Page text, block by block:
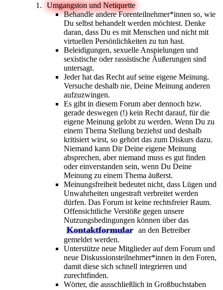
Umgangston und Netiquette
Behandle andere Forenteilnehmer*innen so, wie
Du selbst behandelt werden möchtest. Denke
daran, dass Du es mit Menschen und nicht mit
virtuellen Persönlichkeiten zu tun hast.
Beleidigungen, sexuelle Anspielungen und
sexistische oder rassistische Äußerungen sind
untersagt.
Jeder hat das Recht auf seine eigene Meinung.
Versuche deshalb nie, Deine Meinung anderen
aufzuzwingen.
Es gibt in diesem Forum aber dennoch bzw.
gerade deswegen (!) kein Recht darauf, für die
eigene Meinung gelobt zu werden. Wenn Du zu
einem Thema Stellung beziehst und deshalb
kritisiert wirst, so gehört das zum Diskurs dazu.
Niemand kann Dir Deine eigene Meinung
absprechen, aber niemand muss es gut finden
oder einverstanden sein, wenn Du Deine
Meinung zu einem Thema äußerst.
Meinungsfreiheit bedeutet nicht, dass Lügen und
Unwahrheiten ungestraft verbreitet werden
dürfen. Das Forum ist keine rechtsfreier Raum.
Offensichtliche Verstöße gegen unsere
Nutzungsbedingungen können über das
Kontaktformular an den Betreiber
gemeldet werden.
Unterstütze neue Mitglieder auf dem Forum und
neue Diskussionsteilnehmer*innen in den Foren,
damit diese sich schnell integrieren und
zurechtfinden.
Wörter, die ausschließlich in Großbuchstaben